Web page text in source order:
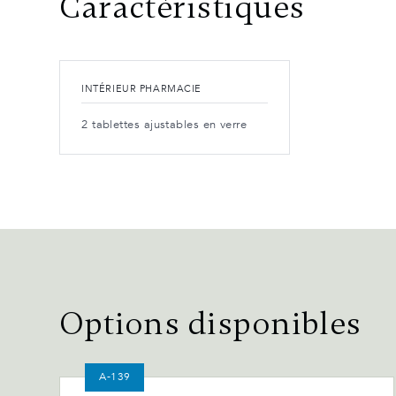
INTÉRIEUR PHARMACIE
2 tablettes ajustables en verre
Options disponibles
A-139